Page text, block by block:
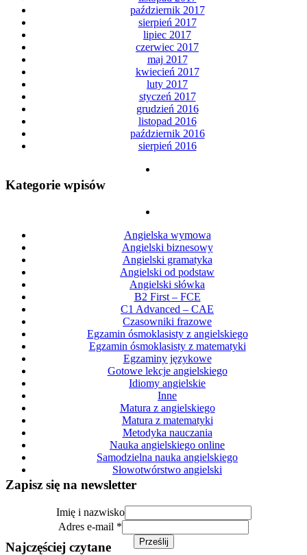
październik 2017
sierpień 2017
lipiec 2017
czerwiec 2017
maj 2017
kwiecień 2017
luty 2017
styczeń 2017
grudzień 2016
listopad 2016
październik 2016
sierpień 2016
Kategorie wpisów
Angielska wymowa
Angielski biznesowy
Angielski gramatyka
Angielski od podstaw
Angielski słówka
B2 First – FCE
C1 Advanced – CAE
Czasowniki frazowe
Egzamin ósmoklasisty z angielskiego
Egzamin ósmoklasisty z matematyki
Egzaminy językowe
Gotowe lekcje angielskiego
Idiomy angielskie
Inne
Matura z angielskiego
Matura z matematyki
Metodyka nauczania
Nauka angielskiego online
Samodzielna nauka angielskiego
Słowotwórstwo angielski
Zapisz się na newsletter
Adres
nazwisko
Imię i nazwisko
Adres e-mail *
Prześlij
Najczęściej czytane